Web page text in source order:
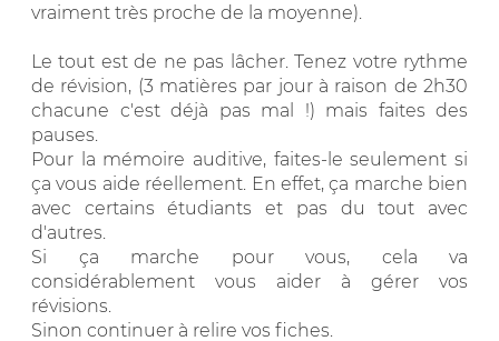
vraiment très proche de la moyenne).
Le tout est de ne pas lâcher. Tenez votre rythme
de révision, (3 matières par jour à raison de 2h30
chacune c'est déjà pas mal !) mais faites des
pauses.
Pour la mémoire auditive, faites-le seulement si
ça vous aide réellement. En effet, ça marche bien
avec certains étudiants et pas du tout avec
d'autres.
Si ça marche pour vous, cela va
considérablement vous aider à gérer vos
révisions.
Sinon continuer à relire vos fiches.